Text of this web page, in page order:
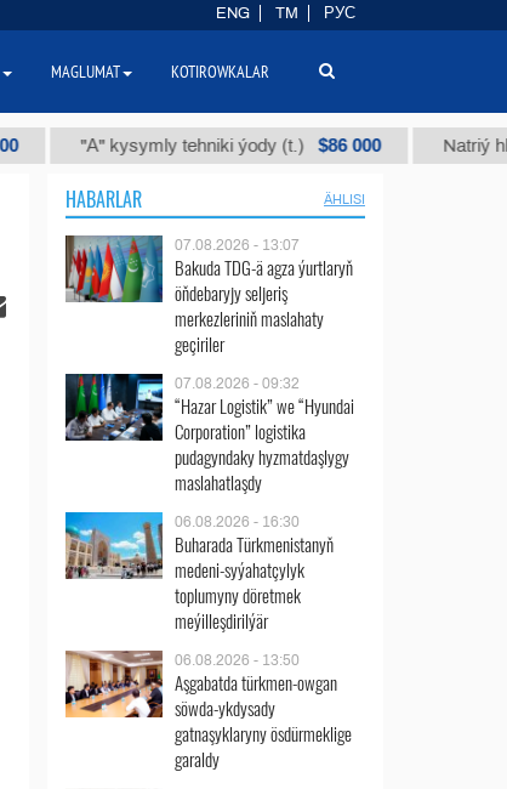
"А" kysymly tehniki ýody (t.) $86 000 Natriý hlorly
HABARLAR ÄHLISI
07.08.2026 - 13:07
Bakuda TDG-ä agza ýurtlaryň
öňdebaryjy seljeriş
merkezleriniň maslahaty
geçiriler
07.08.2026 - 09:32
“Hazar Logistik” we “Hyundai
Corporation” logistika
pudagyndaky hyzmatdaşlygy
maslahatlaşdy
06.08.2026 - 16:30
Buharada Türkmenistanyň
medeni-syýahatçylyk
toplumyny döretmek
meýilleşdirilýär
06.08.2026 - 13:50
Aşgabatda türkmen-owgan
söwda-ykdysady
gatnaşyklaryny ösdürmeklige
garaldy
ENG TM РУС
MAGLUMAT KOTIROWKALAR